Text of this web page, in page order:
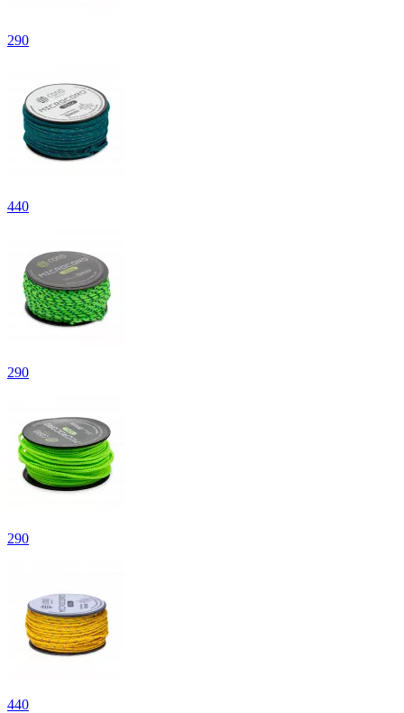
290
440
290
290
440